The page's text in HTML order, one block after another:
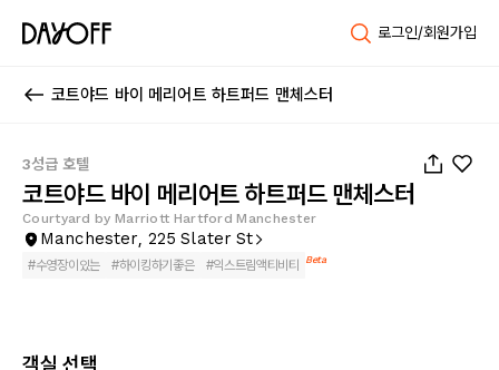
로그인/회원가입
코트야드 바이 메리어트 하트퍼드 맨체스터
3성급 호텔
코트야드 바이 메리어트 하트퍼드 맨체스터
Courtyard by Marriott Hartford Manchester
Manchester, 225 Slater St
#수영장이있는 #하이킹하기좋은 #익스트림액티비티 Beta
객실 선택